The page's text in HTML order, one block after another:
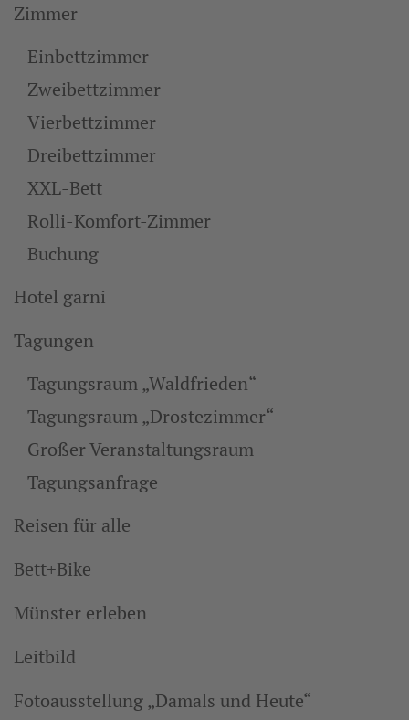
Zimmer
Einbettzimmer
Zweibettzimmer
Vierbettzimmer
Dreibettzimmer
XXL-Bett
Rolli-Komfort-Zimmer
Buchung
Hotel garni
Tagungen
Tagungsraum „Waldfrieden“
Tagungsraum „Drostezimmer“
Großer Veranstaltungsraum
Tagungsanfrage
Reisen für alle
Bett+Bike
Münster erleben
Leitbild
Fotoausstellung „Damals und Heute“